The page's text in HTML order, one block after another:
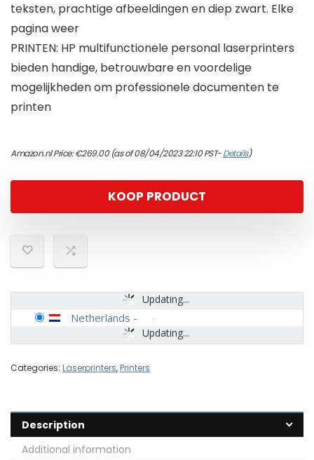
teksten, prachtige afbeeldingen en diep zwart. Elke
pagina weer
PRINTEN: HP multifunctionele personal laserprinters
bieden handige, betrouwbare en voordelige
mogelijkheden om professionele documenten te
printen
Amazon.nl Price:€269.00(as of 08/04/2023 22:10 PST-Details)
KOOP PRODUCT
Updating...
Updating...
Netherlands -
Categories: Laserprinters,Printers
Description
Additional information